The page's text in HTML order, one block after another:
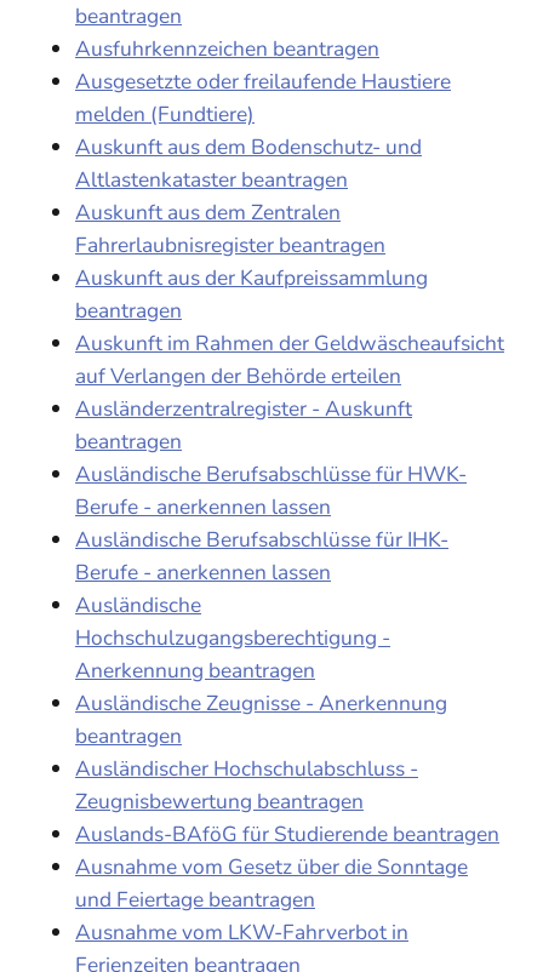
beantragen
Ausfuhrkennzeichen beantragen
Ausgesetzte oder freilaufende Haustiere
melden (Fundtiere)
Auskunft aus dem Bodenschutz- und
Altlastenkataster beantragen
Auskunft aus dem Zentralen
Fahrerlaubnisregister beantragen
Auskunft aus der Kaufpreissammlung
beantragen
Auskunft im Rahmen der Geldwäscheaufsicht
auf Verlangen der Behörde erteilen
Ausländerzentralregister - Auskunft
beantragen
Ausländische Berufsabschlüsse für HWK-
Berufe - anerkennen lassen
Ausländische Berufsabschlüsse für IHK-
Berufe - anerkennen lassen
Ausländische
Hochschulzugangsberechtigung -
Anerkennung beantragen
Ausländische Zeugnisse - Anerkennung
beantragen
Ausländischer Hochschulabschluss -
Zeugnisbewertung beantragen
Auslands-BAföG für Studierende beantragen
Ausnahme vom Gesetz über die Sonntage
und Feiertage beantragen
Ausnahme vom LKW-Fahrverbot in
Ferienzeiten beantragen